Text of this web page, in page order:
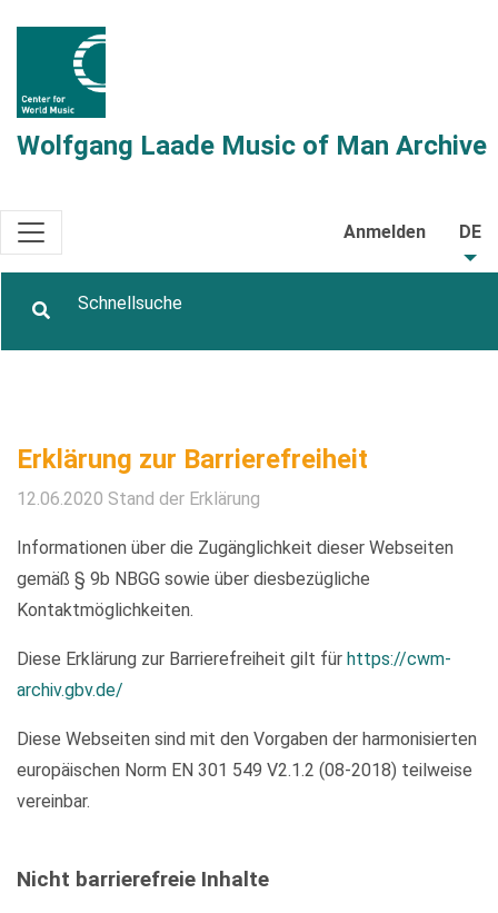
Wolfgang Laade Music of Man Archive
Anmelden DE
Erklärung zur Barrierefreiheit
12.06.2020 Stand der Erklärung
Informationen über die Zugänglichkeit dieser Webseiten
gemäß § 9b NBGG sowie über diesbezügliche
Kontaktmöglichkeiten.
Diese Erklärung zur Barrierefreiheit gilt für https://cwm-
archiv.gbv.de/
Diese Webseiten sind mit den Vorgaben der harmonisierten
europäischen Norm EN 301 549 V2.1.2 (08-2018) teilweise
vereinbar.
Nicht barrierefreie Inhalte